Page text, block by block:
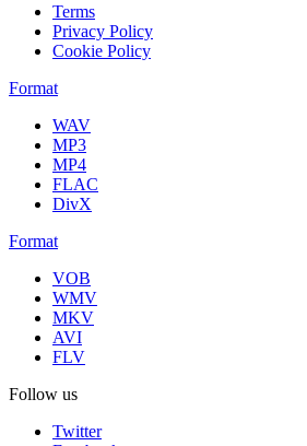
Terms
Privacy Policy
Cookie Policy
Format
WAV
MP3
MP4
FLAC
DivX
Format
VOB
WMV
MKV
AVI
FLV
Follow us
Twitter